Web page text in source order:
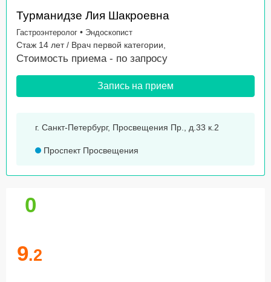
Турманидзе Лия Шакроевна
Гастроэнтеролог • Эндоскопист
Стаж 14 лет / Врач первой категории,
Стоимость приема - по запросу
Запись на прием
г. Санкт-Петербург, Просвещения Пр., д.33 к.2
Проспект Просвещения
0
9.2